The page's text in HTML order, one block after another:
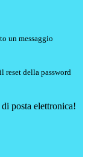
un messaggio
reset della password
posta elettronica!